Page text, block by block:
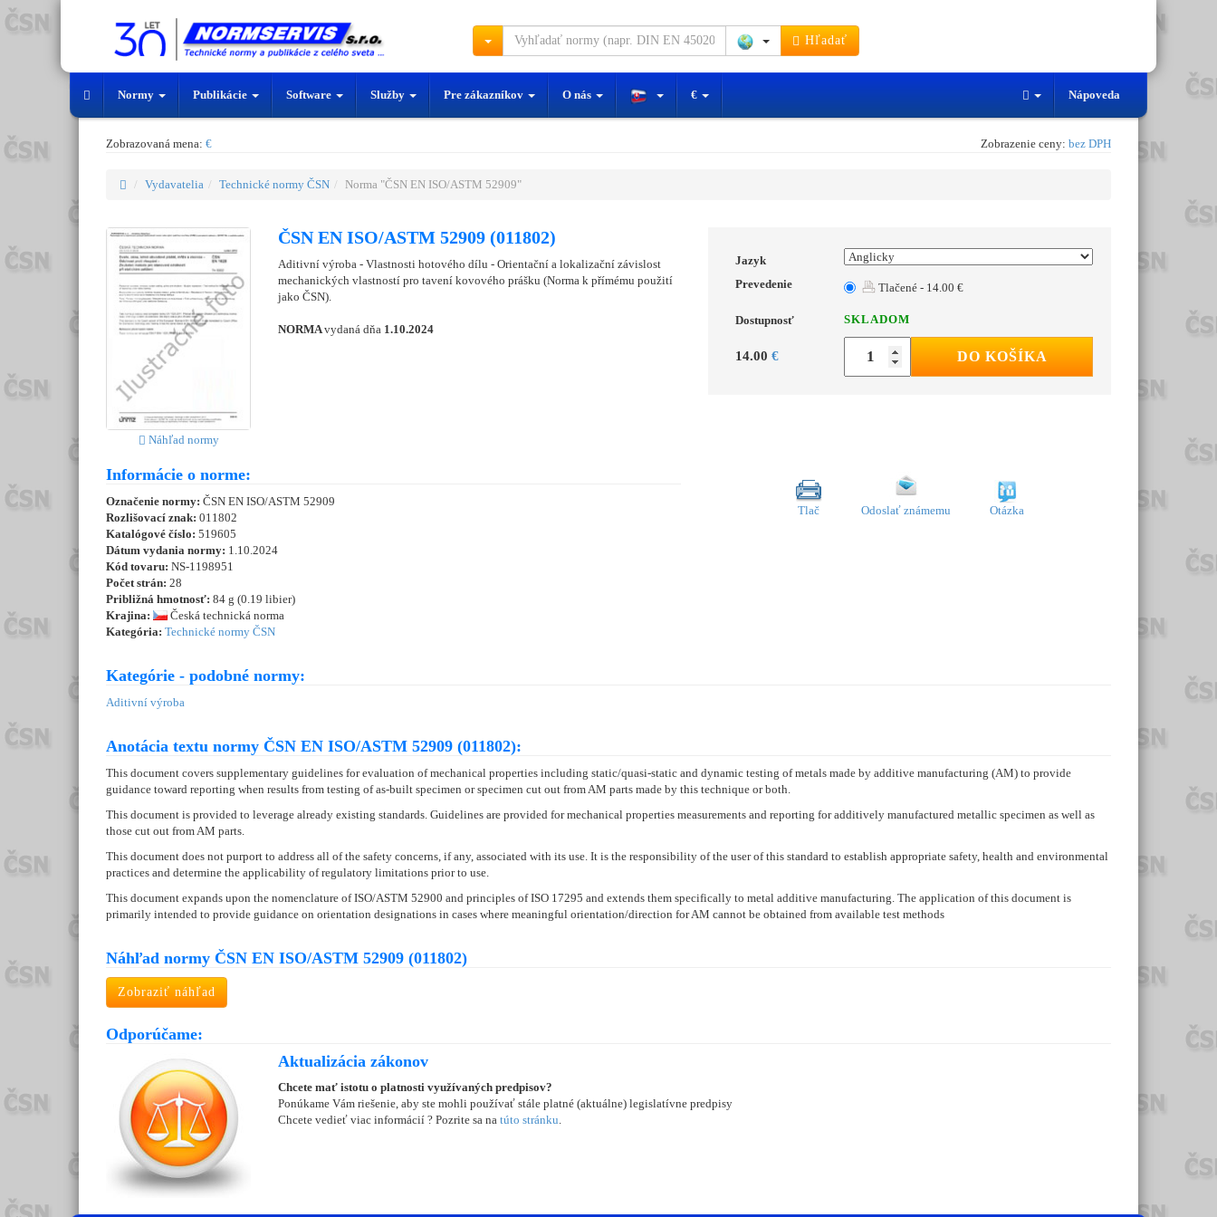
Hľadať
Normy Publikácie Software Služby Pre zákazníkov O nás € Nápoveda
Zobrazovaná mena: € Zobrazenie ceny: bez DPH
Vydavatelia Technické normy ČSN Norma "ČSN EN ISO/ASTM 52909"
Náhľad normy
ČSN EN ISO/ASTM 52909 (011802)
Aditivní výroba - Vlastnosti hotového dílu - Orientační a lokalizační závislost
mechanických vlastností pro tavení kovového prášku (Norma k přímému použití
jako ČSN).
NORMAvydaná dňa 1.10.2024
Jazyk
Prevedenie
Tlačené - 14.00 €
Dostupnosť SKLADOM
14.00 € DO KOŠÍKA
Informácie o norme:
Označenie normy: ČSN EN ISO/ASTM 52909
Rozlišovací znak: 011802
Katalógové číslo: 519605
Dátum vydania normy: 1.10.2024
Kód tovaru: NS-1198951
Počet strán: 28
Približná hmotnosť: 84 g (0.19 libier)
Krajina:
Česká technická norma
Kategória: Technické normy ČSN
Tlač Odoslať známemu Otázka
Kategórie - podobné normy:
Aditivní výroba
Anotácia textu normy ČSN EN ISO/ASTM 52909 (011802):
This document covers supplementary guidelines for evaluation of mechanical properties including static/quasi-static and dynamic testing of metals made by additive manufacturing (AM) to provide
guidance toward reporting when results from testing of as-built specimen or specimen cut out from AM parts made by this technique or both.
This document is provided to leverage already existing standards. Guidelines are provided for mechanical properties measurements and reporting for additively manufactured metallic specimen as well as
those cut out from AM parts.
This document does not purport to address all of the safety concerns, if any, associated with its use. It is the responsibility of the user of this standard to establish appropriate safety, health and environmental
practices and determine the applicability of regulatory limitations prior to use.
This document expands upon the nomenclature of ISO/ASTM 52900 and principles of ISO 17295 and extends them specifically to metal additive manufacturing. The application of this document is
primarily intended to provide guidance on orientation designations in cases where meaningful orientation/direction for AM cannot be obtained from available test methods
Náhľad normy ČSN EN ISO/ASTM 52909 (011802)
Zobraziť náhľad
Odporúčame:
Aktualizácia zákonov
Chcete mať istotu o platnosti využívaných predpisov?
Ponúkame Vám riešenie, aby ste mohli používať stále platné (aktuálne) legislatívne predpisy
Chcete vedieť viac informácií ? Pozrite sa na túto stránku.